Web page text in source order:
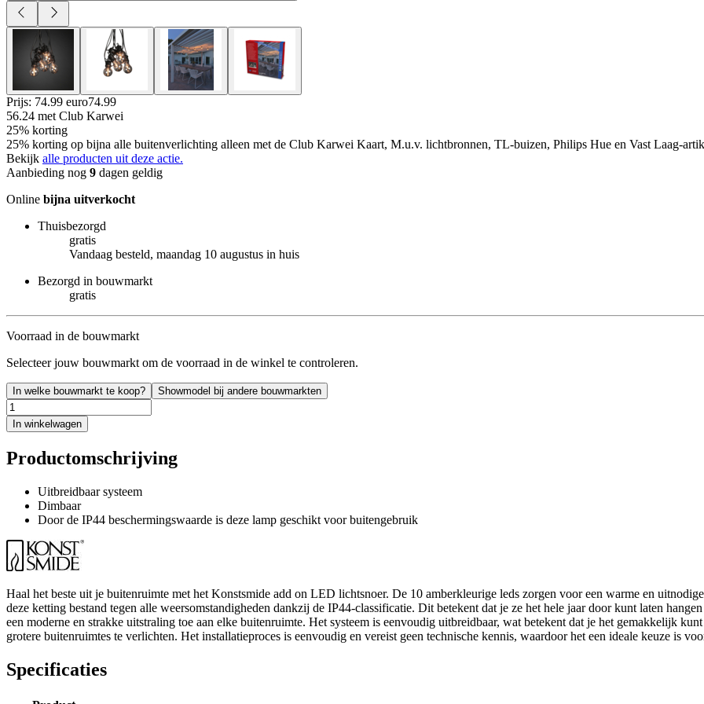
Prijs: 74.99 euro74.99
56.24 met Club Karwei
25% korting
25% korting op bijna alle buitenverlichting alleen met de Club Karwei Kaart, M.u.v. lichtbronnen, TL-buizen, Philips Hue en Vast Laag-
Bekijk alle producten uit deze actie.
Aanbieding nog 9 dagen geldig
Online bijna uitverkocht
Thuisbezorgd
gratis
Vandaag besteld, maandag 10 augustus in huis
Bezorgd in bouwmarkt
gratis
Voorraad in de bouwmarkt
Selecteer jouw bouwmarkt om de voorraad in de winkel te controleren.
In welke bouwmarkt te koop? Showmodel bij andere bouwmarkten
In winkelwagen
Productomschrijving
Uitbreidbaar systeem
Dimbaar
Door de IP44 beschermingswaarde is deze lamp geschikt voor buitengebruik
Haal het beste uit je buitenruimte met het Konstsmide add on LED lichtsnoer. De 10 amberkleurige leds zorgen voor een warme en
deze ketting bestand tegen alle weersomstandigheden dankzij de IP44-classificatie. Dit betekent dat je ze het hele jaar door kunt laten
een moderne en strakke uitstraling toe aan elke buitenruimte. Het systeem is eenvoudig uitbreidbaar, wat betekent dat je het gemakkelijk
grotere buitenruimtes te verlichten. Het installatieproces is eenvoudig en vereist geen technische kennis, waardoor het een ideale keuze is
Specificaties